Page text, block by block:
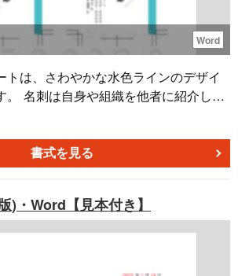
Word
トは、さわやかな水色ラインのデザイ
し、
可欠なツールとなります。名刺に記載
ータとして作成しており、内容は自由
るので、自社の独自の要素を加えるこ
書式を見る
)・Word【見本付き】